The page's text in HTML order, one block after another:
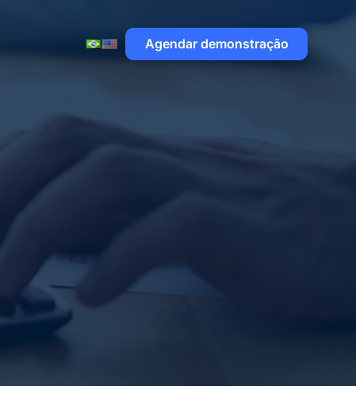
Agendar demonstração